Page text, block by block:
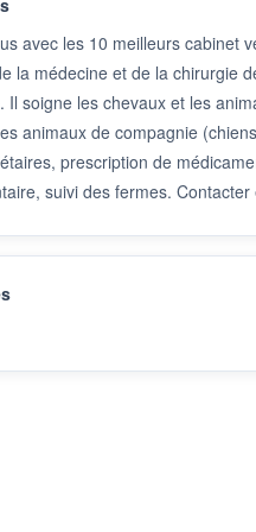
avec les 10 meilleurs cabinet
la médecine et de la chirurgie
Il soigne les chevaux et les
animaux de compagnie
prescription de
suivi des fermes.